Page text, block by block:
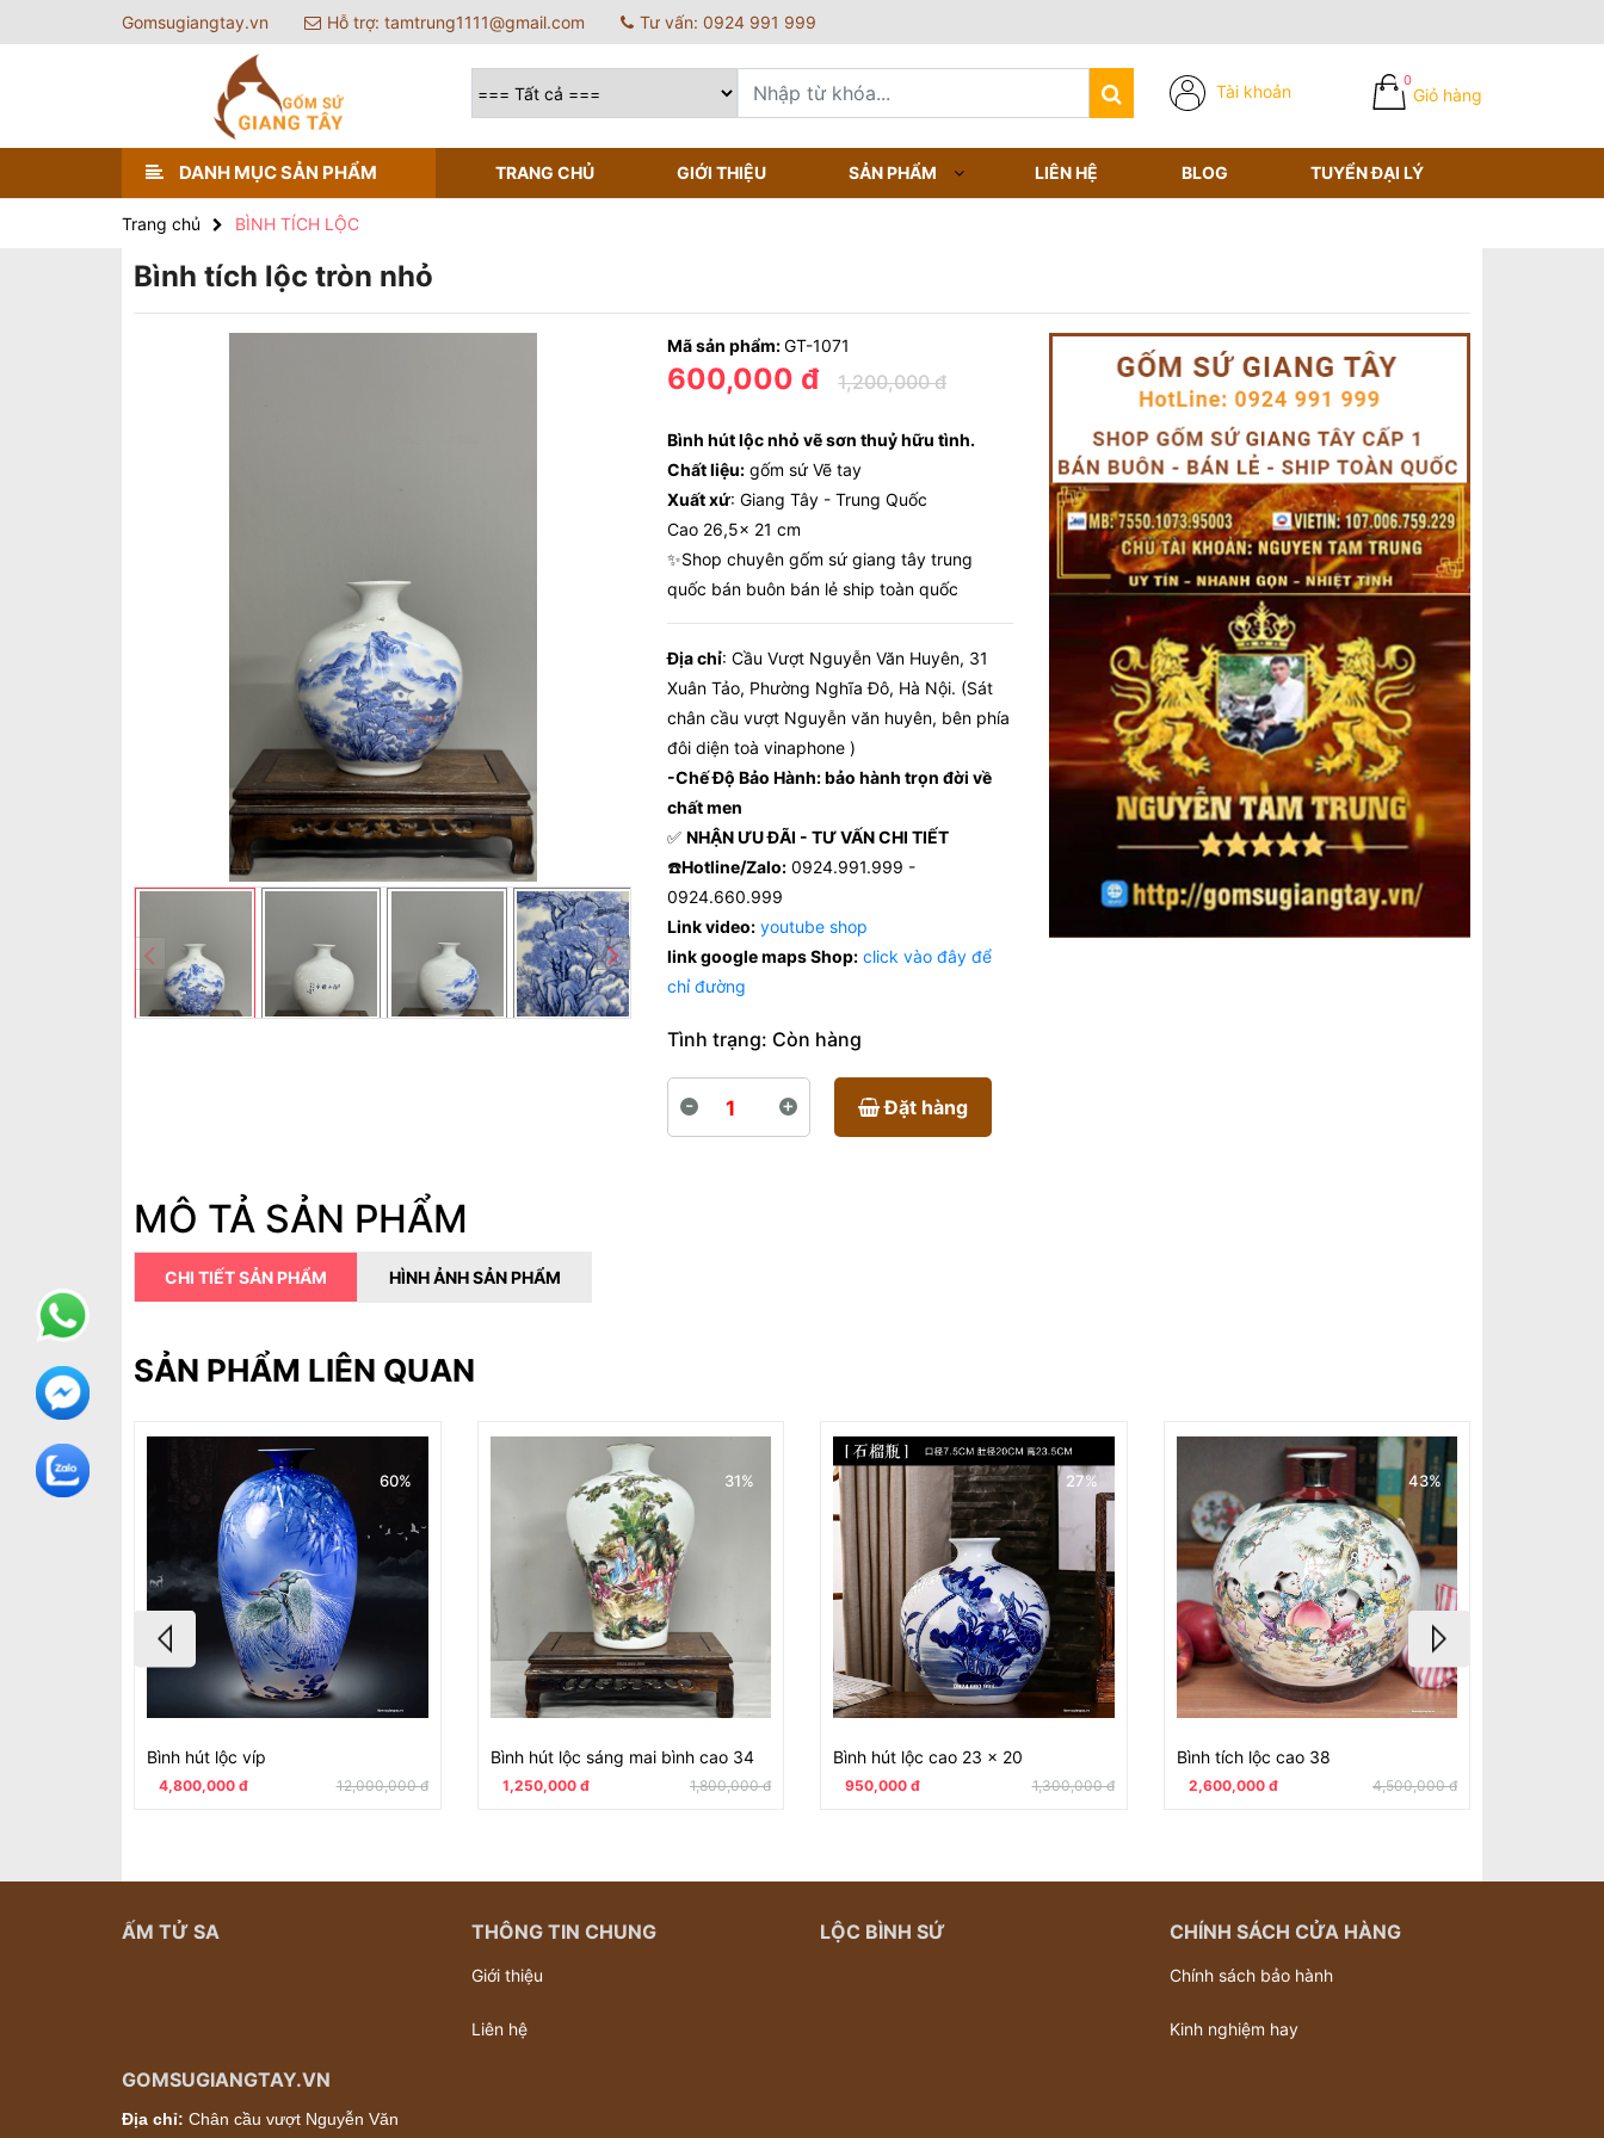
Gomsugiangtay.vn Hỗ trợ: tamtrung1111@gmail.com Tư vấn: 0924 991 999
Tài khoản Giỏ hàng
0
DANH MỤC SẢN PHẨM TRANG CHỦ GIỚI THIỆU SẢN PHẨM LIÊN HỆ BLOG TUYỂN ĐẠI LÝ
Trang chủ BÌNH TÍCH LỘC
Bình tích lộc tròn nhỏ
Mã sản phẩm:GT-1071
600,000 đ 1,200,000 đ
Bình hút lộc nhỏ vẽ sơn thuỷ hữu tình.
Chất liệu: gốm sứ Vẽ tay
Xuất xứ: Giang Tây - Trung Quốc
Cao 26,5x 21 cm
✨Shop chuyên gốm sứ giang tây trung
quốc bán buôn bán lẻ ship toàn quốc
Địa chỉ: Cầu Vượt Nguyễn Văn Huyên, 31
Xuân Tảo, Phường Nghĩa Đô, Hà Nội. (Sát
chân cầu vượt Nguyễn văn huyên, bên phía
đôi diện toà vinaphone )
-Chế Độ Bảo Hành: bảo hành trọn đời về
chất men
✅NHẬN ƯU ĐÃI - TƯ VẤN CHI TIẾT
☎️Hotline/Zalo: 0924.991.999 -
0924.660.999
Link video: youtube shop
link google maps Shop: click vào đây để
chỉ đường
Tình trạng: Còn hàng
- + Đặt hàng
MÔ TẢ SẢN PHẨM
CHI TIẾT SẢN PHẨM HÌNH ẢNH SẢN PHẨM
SẢN PHẨM LIÊN QUAN
60%
Bình hút lộc víp
4,800,000 đ 12,000,000 đ
31%
Bình hút lộc sáng mai bình cao 34
1,250,000 đ 1,800,000 đ
27%
Bình hút lộc cao 23 x 20
950,000 đ 1,300,000 đ
43%
Bình tích lộc cao 38
2,600,000 đ 4,500,000 đ
ẤM TỬ SA THÔNG TIN CHUNG
Giới thiệu
Liên hệ
LỘC BÌNH SỨ CHÍNH SÁCH CỬA HÀNG
Chính sách bảo hành
Kinh nghiệm hay
GOMSUGIANGTAY.VN
Địa chỉ: Chân cầu vượt Nguyễn Văn